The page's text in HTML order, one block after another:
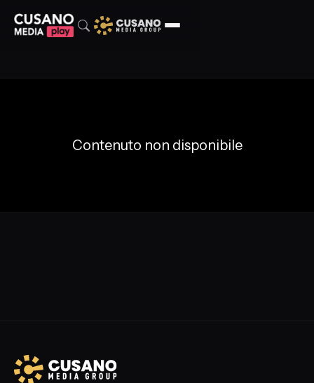
Contenuto non disponibile